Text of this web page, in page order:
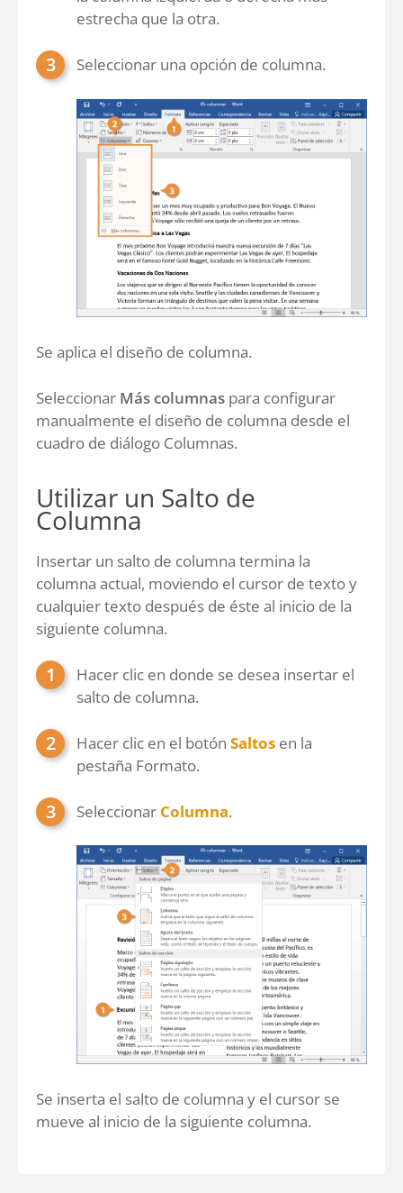
estrecha que la otra.
Seleccionar una opción de columna.
Se aplica el diseño de columna.
Seleccionar Más columnas para configurar
manualmente el diseño de columna desde el
cuadro de diálogo Columnas.
Utilizar un Salto de
Columna
Insertar un salto de columna termina la
columna actual, moviendo el cursor de texto y
cualquier texto después de éste al inicio de la
siguiente columna.
Hacer clic en donde se desea insertar el
salto de columna.
Hacer clic en el botón Saltos en la
pestaña Formato.
Seleccionar Columna.
Se inserta el salto de columna y el cursor se
mueve al inicio de la siguiente columna.